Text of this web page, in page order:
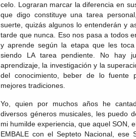
celo. Lograran marcar la diferencia en
que digo constituye una tarea
suerte, quizás algunos lo entenderán y
tarde que nunca. Eso nos pasa a todos
y aprende según la etapa que les
siendo LA tarea pendiente. No hay
aprendizaje, la investigación y la
del conocimiento, beber de lo fuente
mejores tradiciones.
Yo, quien por muchos años he
diversos géneros musicales, les puedo
mi humilde experiencia, que aquel SON,
EMBALE con el Septeto Nacional, ese